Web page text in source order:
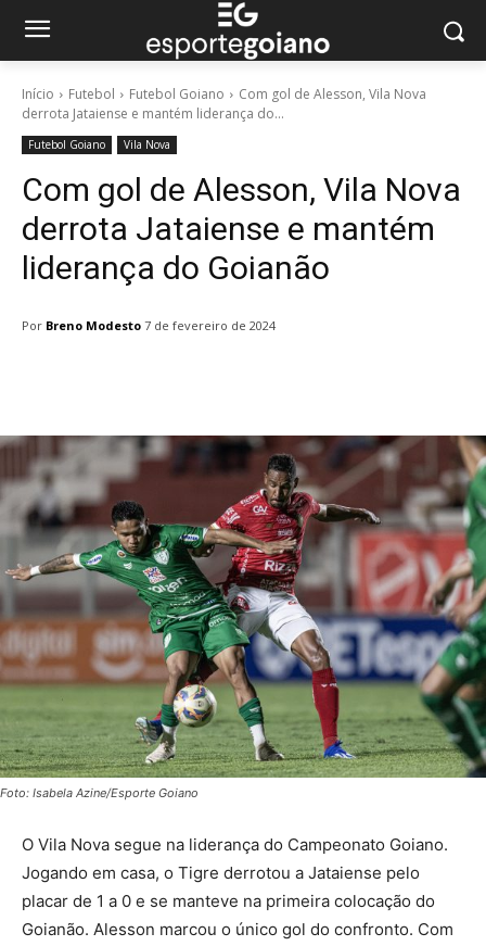
Início Futebol Futebol Goiano
Com gol de Alesson, Vila Nova
derrota Jataiense e mantém liderança do...
Futebol Goiano Vila Nova
Com gol de Alesson, Vila Nova
derrota Jataiense e mantém
liderança do Goianão
Por Breno Modesto 7 de fevereiro de 2024
Foto: Isabela Azine/Esporte Goiano
O Vila Nova segue na liderança do Campeonato Goiano.
Jogando em casa, o Tigre derrotou a Jataiense pelo
placar de 1 a 0 e se manteve na primeira colocação do
Goianão. Alesson marcou o único gol do confronto. Com